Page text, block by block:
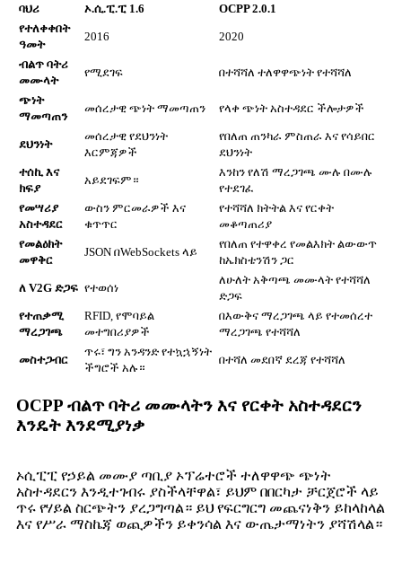
ባህሪ ኦ.ሲ.ፒ.ፒ 1.6
OCPP 2.0.1
የተለቀቀበት
ዓመት
2016 2020
ብልጥ ባትሪ
መሙላት
የሚደገፍ በተሻሻለ ተለዋዋጭነት የተሻሻለ
ጭነት
ማመጣጠን
መሰረታዊ ጭነት ማመጣጠን የላቀ ጭነት አስተዳደር ችሎታዎች
ደህንነት
መሰረታዊ የደህንነት
እርምጃዎች
የበለጠ ጠንካራ ምስጠራ እና የሳይበር
ደህንነት
ተሰኪ እና
ክፍያ
አይደገፍም።
እንከን የለሽ ማረጋገጫ ሙሉ በሙሉ
የተደገፈ
የመሣሪያ
አስተዳደር
ውስን ምርመራዎች እና
ቁጥጥር
የተሻሻለ ክትትል እና የርቀት
መቆጣጠሪያ
የመልዕክት
መዋቅር
JSON በWebSockets ላይ
የበለጠ የተዋቀረ የመልእክት ልውውጥ
ከኤክስቴንሽን ጋር
ለ V2G ድጋፍ የተወሰነ
ለሁለት አቅጣጫ መሙላት የተሻሻለ
ድጋፍ
የተጠቃሚ
ማረጋገጫ
RFID, የሞባይል
መተግበሪያዎች
በእውቅና ማረጋገጫ ላይ የተመሰረተ
ማረጋገጫ የተሻሻለ
መስተጋብር
ጥሩ፣ ግን አንዳንድ የተኳኋኝነት
ችግሮች አሉ።
በተሻለ መደበኛ ደረጃ የተሻሻለ
OCPP ብልጥ ባትሪ መሙላትን እና የርቀት አስተዳደርን
እንዴት እንደሚያነቃ
ኦሲፒፒ የኃይል መሙያ ጣቢያ ኦፕሬተሮች ተለዋዋጭ ጭነት
አስተዳደርን እንዲተገብሩ ያስችላቸዋል፣ ይህም በበርካታ ቻርጀሮች ላይ
ጥሩ የሃይል ስርጭትን ያረጋግጣል። ይህ የፍርግርግ መጨናነቅን ይከላከላል
እና የሥራ ማስኬጃ ወጪዎችን ይቀንሳል እና ውጤታማነትን ያሻሽላል።